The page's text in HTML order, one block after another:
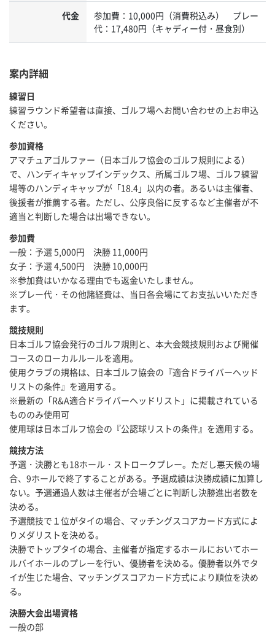
代金
参加費：10,000円（消費税込み） プレー
代：17,480円（キャディー付・昼食別）
案内詳細
練習日
練習ラウンド希望者は直接、ゴルフ場へお問い合わせの上お申込
ください。
参加資格
アマチュアゴルファー（日本ゴルフ協会のゴルフ規則による）
で、ハンディキャップインデックス、所属ゴルフ場、ゴルフ練習
場等のハンディキャップが「18.4」以内の者。あるいは主催者、
後援者が推薦する者。ただし、公序良俗に反するなど主催者が不
適当と判断した場合は出場できない。
参加費
一般：予選 5,000円 決勝 11,000円
女子：予選 4,500円 決勝 10,000円
※参加費はいかなる理由でも返金いたしません。
※プレー代・その他諸経費は、当日各会場にてお支払いいただき
ます。
競技規則
日本ゴルフ協会発行のゴルフ規則と、本大会競技規則および開催
コースのローカルルールを適用。
使用クラブの規格は、日本ゴルフ協会の『適合ドライバーヘッド
リストの条件』を適用する。
※最新の「R&A適合ドライバーヘッドリスト」に掲載されている
もののみ使用可
使用球は日本ゴルフ協会の『公認球リストの条件』を適用する。
競技方法
予選・決勝とも18ホール・ストロークプレー。ただし悪天候の場
合、9ホールで終了することがある。予選成績は決勝成績に加算し
ない。予選通過人数は主催者が会場ごとに判断し決勝進出者数を
決める。
予選競技で１位がタイの場合、マッチングスコアカード方式によ
りメダリストを決める。
決勝でトップタイの場合、主催者が指定するホールにおいてホー
ルバイホールのプレーを行い、優勝者を決める。優勝者以外でタ
イが生じた場合、マッチングスコアカード方式により順位を決め
る。
決勝大会出場資格
一般の部